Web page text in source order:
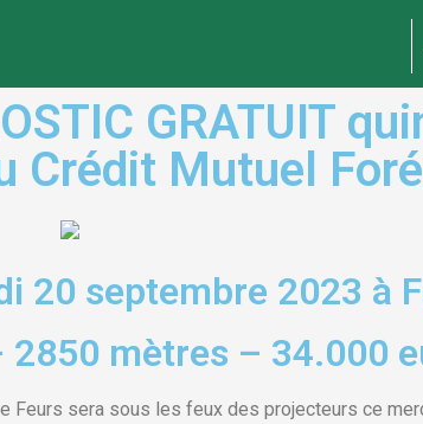
GRATUIT
Crédit Mutuel
20 septembre 2023 à
2850 mètres – 34.000
Feurs sera sous les feux des projecteurs ce